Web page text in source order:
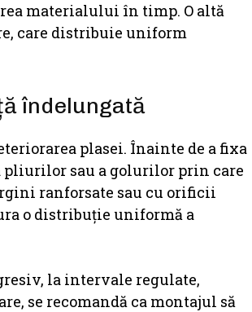
materialului în timp. O altă
care distribuie uniform
îndelungată
plasei. Înainte de a fixa
sau a golurilor prin care
ranforsate sau cu orificii
o distribuție uniformă a
la intervale regulate,
se recomandă ca montajul să